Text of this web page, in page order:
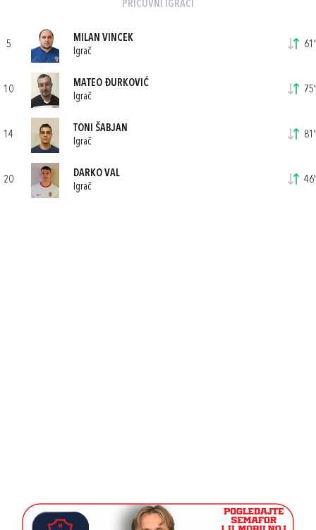
PRIČUVNI IGRAČI
5
MILAN VINCEK
Igrač
61'
10
MATEO ĐURKOVIĆ
Igrač
75'
14
TONI ŠABJAN
Igrač
81'
20
DARKO VAL
Igrač
46'